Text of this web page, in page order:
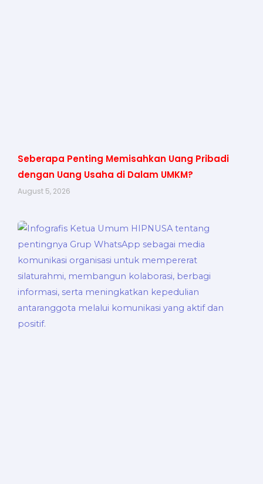
Seberapa Penting Memisahkan Uang Pribadi
dengan Uang Usaha di Dalam UMKM?
August 5, 2026